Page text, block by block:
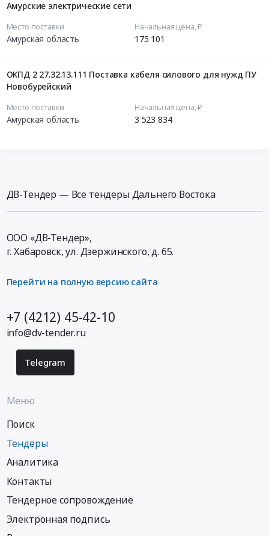
Амурские электрические сети
Место поставки
Амурская область
Начальная цена, ₽
175 101
ОКПД 2 27.32.13.111 Поставка кабеля силового для нужд ПУ
Новобурейский
Место поставки
Амурская область
Начальная цена, ₽
3 523 834
ДВ-Тендер — Все тендеры Дальнего Востока
ООО «ДВ-Тендер»,
г. Хабаровск,ул. Дзержинского, д. 65.
Перейти на полную версию сайта
+7 (4212) 45-42-10
info@dv-tender.ru
Telegram
Меню
Поиск
Тендеры
Аналитика
Контакты
Тендерное сопровождение
Электронная подпись